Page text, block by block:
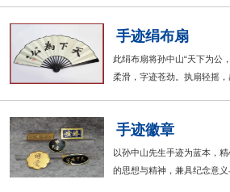
手迹绢布扇
此绢布扇将孙中山“天下为公
柔滑，字迹苍劲。执扇轻摇
手迹徽章
以孙中山先生手迹为蓝本，
的思想与精神，兼具纪念意